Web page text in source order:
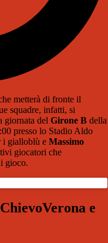
metterà di fronte il
squadre, infatti, si
giornata del Girone B della
presso lo Stadio Aldo
i gialloblù e Massimo
giocatori che
gioco.
e